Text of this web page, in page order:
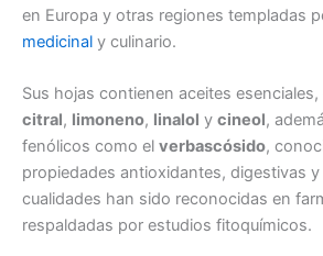
en Europa y otras regiones templadas
medicinal y culinario.
Sus hojas contienen aceites
citral, limoneno, linalol y cineol,
fenólicos como el verbascósido,
propiedades antioxidantes, digestivas
cualidades han sido reconocidas en
respaldadas por estudios fitoquímicos.